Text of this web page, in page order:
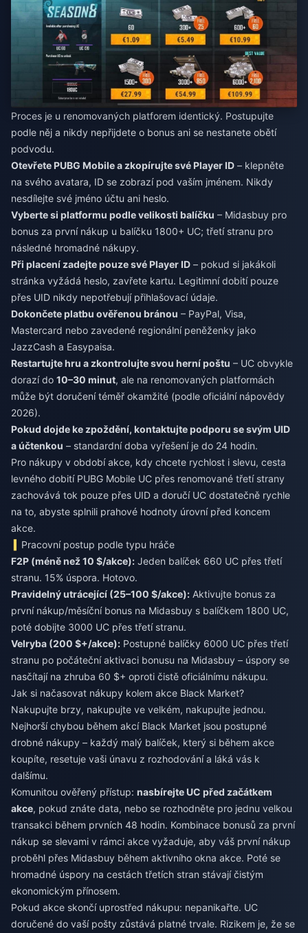
Proces je u renomovaných platforem identický. Postupujte
podle něj a nikdy nepřijdete o bonus ani se nestanete obětí
podvodu.
Otevřete PUBG Mobile a zkopírujte své Player ID – klepněte
na svého avatara, ID se zobrazí pod vaším jménem. Nikdy
nesdílejte své jméno účtu ani heslo.
Vyberte si platformu podle velikosti balíčku – Midasbuy pro
bonus za první nákup u balíčku 1800+ UC; třetí stranu pro
následné hromadné nákupy.
Při placení zadejte pouze své Player ID – pokud si jakákoli
stránka vyžádá heslo, zavřete kartu. Legitimní dobití pouze
přes UID nikdy nepotřebují přihlašovací údaje.
Dokončete platbu ověřenou bránou – PayPal, Visa,
Mastercard nebo zavedené regionální peněženky jako
JazzCash a Easypaisa.
Restartujte hru a zkontrolujte svou herní poštu – UC obvykle
dorazí do 10–30 minut, ale na renomovaných platformách
může být doručení téměř okamžité (podle oficiální nápovědy
2026).
Pokud dojde ke zpoždění, kontaktujte podporu se svým UID
a účtenkou – standardní doba vyřešení je do 24 hodin.
Pro nákupy v období akce, kdy chcete rychlost i slevu, cesta
levného dobití PUBG Mobile UC přes renomované třetí strany
zachovává tok pouze přes UID a doručí UC dostatečně rychle
na to, abyste splnili prahové hodnoty úrovní před koncem
akce.
Pracovní postup podle typu hráče
F2P (méně než 10 $/akce): Jeden balíček 660 UC přes třetí
stranu. 15% úspora. Hotovo.
Pravidelný utrácející (25–100 $/akce): Aktivujte bonus za
první nákup/měsíční bonus na Midasbuy s balíčkem 1800 UC,
poté dobijte 3000 UC přes třetí stranu.
Velryba (200 $+/akce): Postupné balíčky 6000 UC přes třetí
stranu po počáteční aktivaci bonusu na Midasbuy – úspory se
nasčítají na zhruba 60 $+ oproti čistě oficiálnímu nákupu.
Jak si načasovat nákupy kolem akce Black Market?
Nakupujte brzy, nakupujte ve velkém, nakupujte jednou.
Nejhorší chybou během akcí Black Market jsou postupné
drobné nákupy – každý malý balíček, který si během akce
koupíte, resetuje vaši únavu z rozhodování a láká vás k
dalšímu.
Komunitou ověřený přístup: nasbírejte UC před začátkem
akce, pokud znáte data, nebo se rozhodněte pro jednu velkou
transakci během prvních 48 hodin. Kombinace bonusů za první
nákup se slevami v rámci akce vyžaduje, aby váš první nákup
proběhl přes Midasbuy během aktivního okna akce. Poté se
hromadné úspory na cestách třetích stran stávají čistým
ekonomickým přínosem.
Pokud akce skončí uprostřed nákupu: nepanikařte. UC
doručené do vaší pošty zůstává platné trvale. Rizikem je, že se